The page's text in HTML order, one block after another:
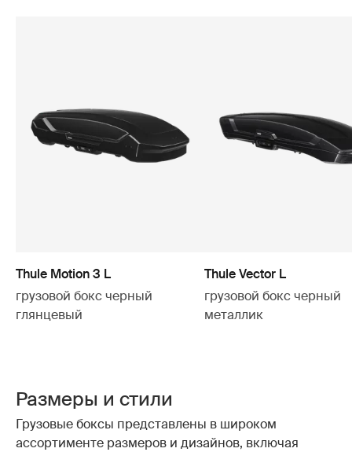
Thule Motion 3 L
грузовой бокс черный
глянцевый
Thule Vector L
грузовой бокс черный
металлик
Размеры и стили
Грузовые боксы представлены в широком
ассортименте размеров и дизайнов, включая